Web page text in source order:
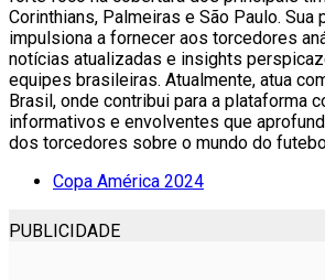
Corinthians, Palmeiras e São Paulo.
impulsiona a fornecer aos torcedores
notícias atualizadas e insights
equipes brasileiras. Atualmente, atua
Brasil, onde contribui para a plataforma
informativos e envolventes que
dos torcedores sobre o mundo do
Copa América 2024
PUBLICIDADE